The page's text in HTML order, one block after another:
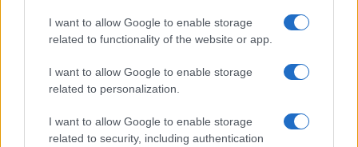
I want to allow Google to enable storage
related to functionality of the website or app.
I want to allow Google to enable storage
related to personalization.
I want to allow Google to enable storage
related to security, including authentication